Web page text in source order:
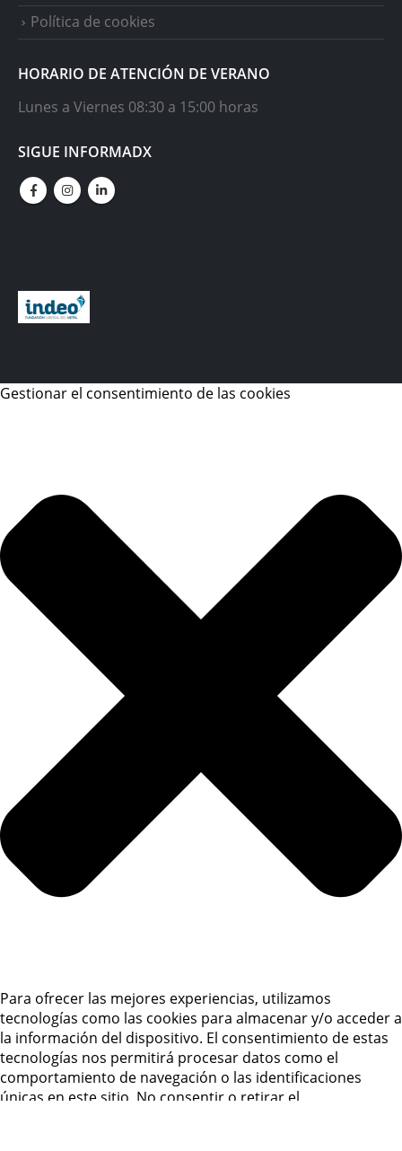
Política de cookies
HORARIO DE ATENCIÓN DE VERANO
Lunes a Viernes 08:30 a 15:00 horas
SIGUE INFORMADX
Gestionar el consentimiento de las cookies
Para ofrecer las mejores experiencias, utilizamos
tecnologías como las cookies para almacenar y/o acceder a
la información del dispositivo. El consentimiento de estas
tecnologías nos permitirá procesar datos como el
comportamiento de navegación o las identificaciones
únicas en este sitio. No consentir o retirar el